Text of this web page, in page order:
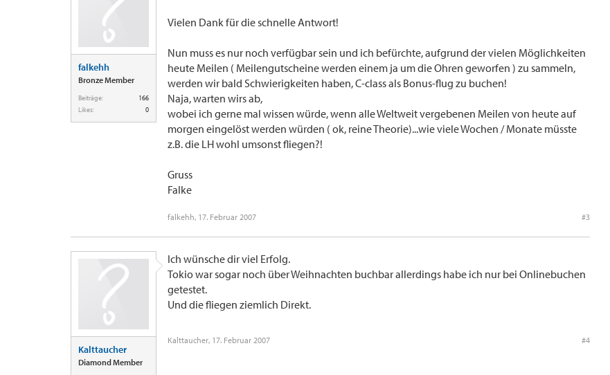
falkehh
Bronze Member
Beiträge:
166
Likes:
0
Vielen Dank für die schnelle Antwort!
Nun muss es nur noch verfügbar sein und ich befürchte, aufgrund der vielen Möglichkeiten
heute Meilen ( Meilengutscheine werden einem ja um die Ohren geworfen ) zu sammeln,
werden wir bald Schwierigkeiten haben, C-class als Bonus-flug zu buchen!
Naja, warten wirs ab,
wobei ich gerne mal wissen würde, wenn alle Weltweit vergebenen Meilen von heute auf
morgen eingelöst werden würden ( ok, reine Theorie)...wie viele Wochen / Monate müsste
z.B. die LH wohl umsonst fliegen?!
Gruss
Falke
falkehh, 17. Februar 2007 #3
Kalttaucher
Diamond Member
Ich wünsche dir viel Erfolg.
Tokio war sogar noch über Weihnachten buchbar allerdings habe ich nur bei Onlinebuchen
getestet.
Und die fliegen ziemlich Direkt.
Kalttaucher, 17. Februar 2007 #4